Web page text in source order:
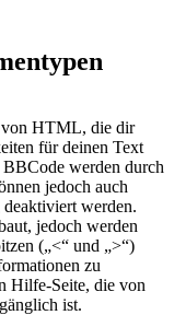
von HTML, die dir
für deinen Text
werden durch
jedoch auch
werden.
jedoch werden
(„<“ und „>“)
zu
Hilfe-Seite, die von
ist.